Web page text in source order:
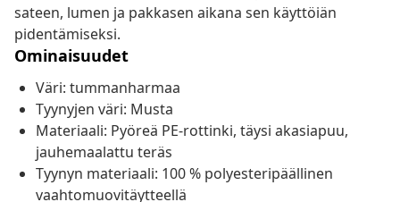
sateen, lumen ja pakkasen aikana sen käyttöiän
pidentämiseksi.
Ominaisuudet
Väri: tummanharmaa
Tyynyjen väri: Musta
Materiaali: Pyöreä PE-rottinki, täysi akasiapuu,
jauhemaalattu teräs
Tyynyn materiaali: 100 % polyesteripäällinen
vaahtomuovitäytteellä